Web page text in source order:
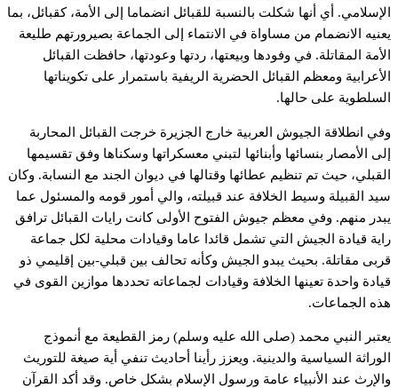
الإسلامي. أي أنها شكلت بالنسبة للقبائل انضماما إلى الأمة، كقبائل، بما
يعنيه الانضمام من مساواة في الانتماء إلى الجماعة بصيرورتهم طليعة
الأمة المقاتلة. في وفودها وبيعتها، ردتها وعودتها، حافظت القبائل
الأعرابية ومعظم القبائل الحضرية الريفية باستمرار على تكويناتها
السلطوية على حالها.
وفي انطلاقة الجيوش العربية خارج الجزيرة خرجت القبائل المحاربة
إلى الأمصار بنسائها وأبنائها لتبني معسكراتها وسكناها وفق تقسيمها
القبلي، حيث تم تنظيم عطائها وقتالها في ديوان الجند مع النسابة. وكان
سيد القبيلة وسيط الخلافة عند قبيلته، والي أمور قومه والمسئول عما
يبدر منهم. وفي معظم جيوش الفتوح الأولى كانت رايات القبائل ترافق
راية قيادة الجيش التي تشمل قائدا عاما وقيادات محلية لكل جماعة
قربى مقاتلة. بحيث يبدو الجيش وكأنه تحالف بين قبلي-بين إقليمي ذو
قيادة واحدة تعينها الخلافة وقيادات لجماعاته تحددها موازين القوى في
هذه الجماعات.
يعتبر النبي محمد (صلى الله عليه وسلم) رمز القطيعة مع أنموذج
الوراثة السياسية والدينية. ويعزز رأينا أحاديث تنفي أية صيغة للتوريث
والإرث عند الأنبياء عامة ورسول الإسلام بشكل خاص. وقد أكد القرآن